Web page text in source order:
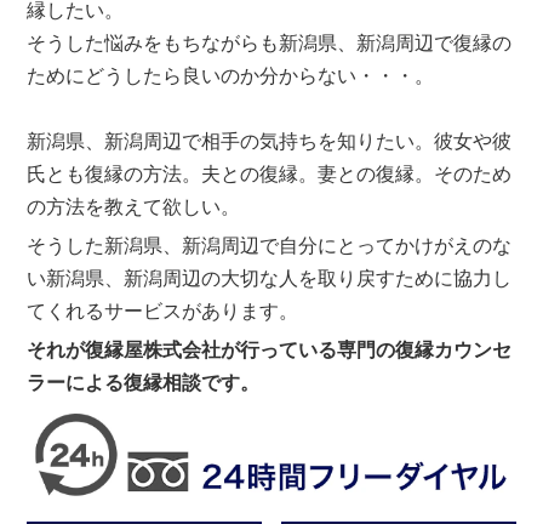
縁したい。
そうした悩みをもちながらも新潟県、新潟周辺で復縁の
ためにどうしたら良いのか分からない・・・。
新潟県、新潟周辺で相手の気持ちを知りたい。彼女や彼
氏とも復縁の方法。夫との復縁。妻との復縁。そのため
の方法を教えて欲しい。
そうした新潟県、新潟周辺で自分にとってかけがえのな
い新潟県、新潟周辺の大切な人を取り戻すために協力し
てくれるサービスがあります。
それが復縁屋株式会社が行っている専門の復縁カウンセ
ラーによる復縁相談です。